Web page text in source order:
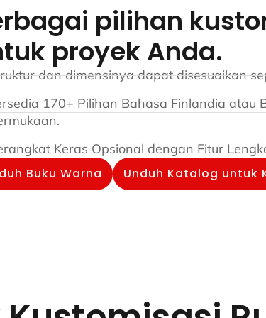
pilihan
proyek Anda.
dan dimensinya dapat disesuaikan
170+ Pilihan Bahasa Finlandia atau
Keras Opsional dengan Fitur
Buku Warna
Unduh Katalog untuk